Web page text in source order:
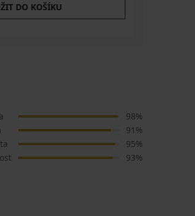
DO KOŠÍKU
98%
91%
95%
93%